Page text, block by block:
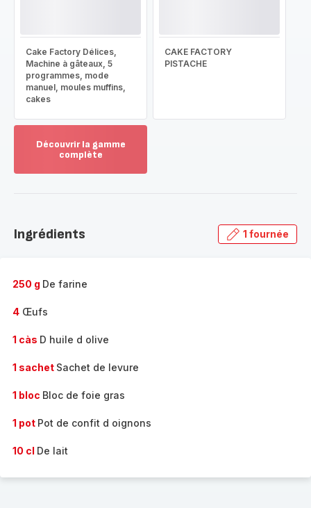
Cake Factory Délices,
Machine à gâteaux, 5
programmes, mode
manuel, moules muffins,
cakes
CAKE FACTORY
PISTACHE
Découvrir la gamme
complète
gamme
Ingrédients 1 fournée
250 g De farine
4 Œufs
1 càs D huile d olive
1 sachet Sachet de levure
1 bloc Bloc de foie gras
1 pot Pot de confit d oignons
10 cl De lait